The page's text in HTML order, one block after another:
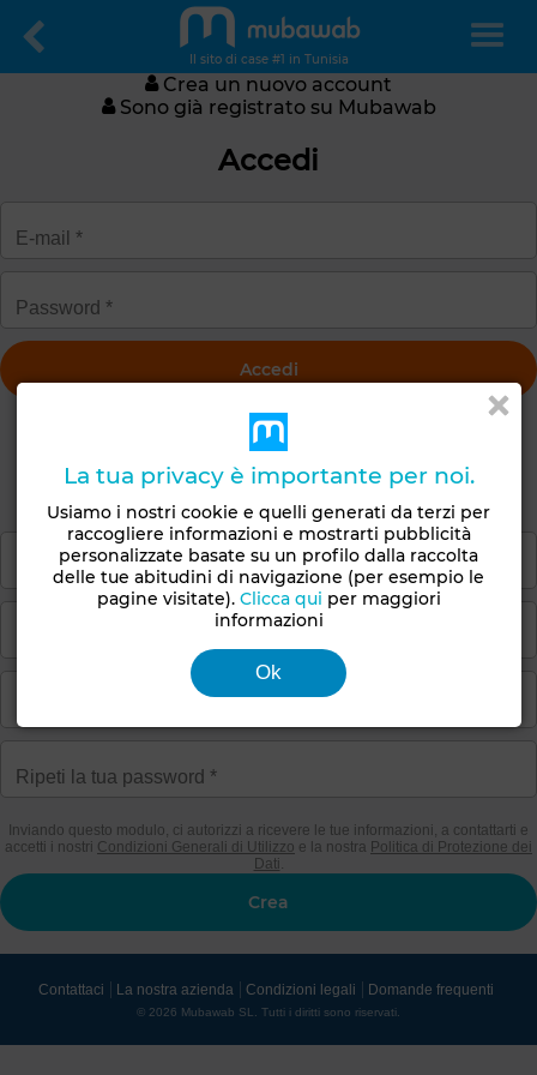
Il sito di case #1 in Tunisia
Crea un nuovo account
Sono già registrato su Mubawab
Accedi
Ricevi una nuova password
Crea un account
Inviando questo modulo, ci autorizzi a ricevere le tue informazioni, a contattarti e
accetti i nostri Condizioni Generali di Utilizzo e la nostra Politica di Protezione dei
Dati
Contattaci La nostra azienda Condizioni legali Domande frequenti
© 2026 Mubawab SL. Tutti i diritti sono riservati.
La tua privacy è importante per noi.
Usiamo i nostri cookie e quelli generati da terzi per
raccogliere informazioni e mostrarti pubblicità
personalizzate basate su un profilo dalla raccolta
delle tue abitudini di navigazione (per esempio le
pagine visitate). Clicca qui per maggiori
informazioni
Ok